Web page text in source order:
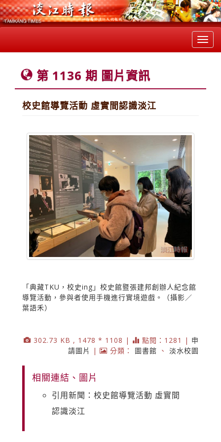
第 1136 期 圖片資訊
校史館導覽活動 虛實間認識淡江
「典藏TKU，校史ing」校史館暨張建邦創辦人紀念館
導覽活動，參與者使用手機進行實境遊戲。（攝影／
葉語禾）
302.73 KB , 1478 * 1108 | 點閱：1281 | 申
請圖片
| 分類： 圖書館 、 淡水校園
相關連結、圖片
引用新聞：校史館導覽活動 虛實間
認識淡江